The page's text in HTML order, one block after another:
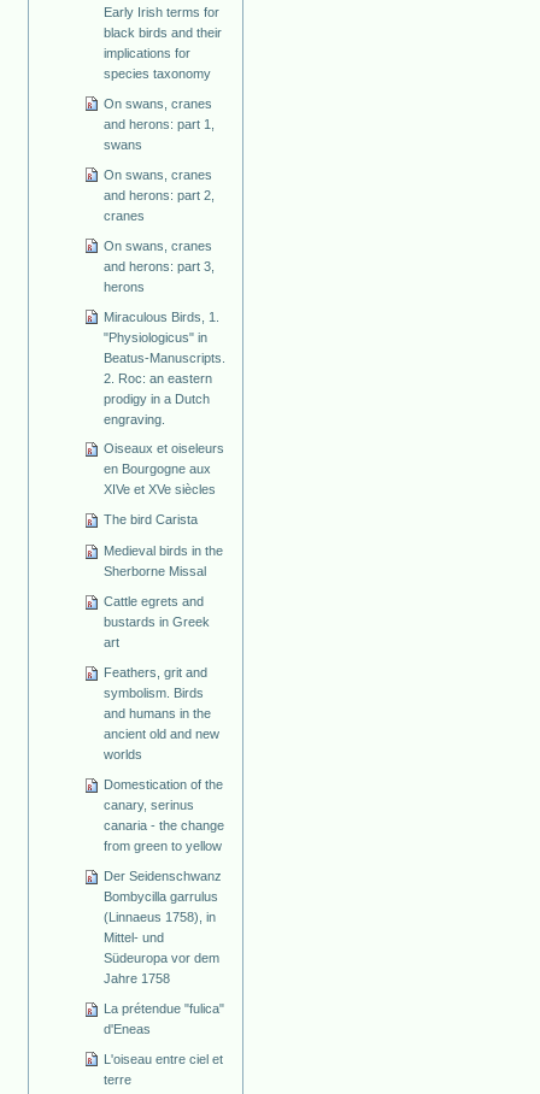
Early Irish terms for
black birds and their
implications for
species taxonomy
On swans, cranes
and herons: part 1,
swans
On swans, cranes
and herons: part 2,
cranes
On swans, cranes
and herons: part 3,
herons
Miraculous Birds, 1.
"Physiologicus" in
Beatus-Manuscripts.
2. Roc: an eastern
prodigy in a Dutch
engraving.
Oiseaux et oiseleurs
en Bourgogne aux
XIVe et XVe siècles
The bird Carista
Medieval birds in the
Sherborne Missal
Cattle egrets and
bustards in Greek
art
Feathers, grit and
symbolism. Birds
and humans in the
ancient old and new
worlds
Domestication of the
canary, serinus
canaria - the change
from green to yellow
Der Seidenschwanz
Bombycilla garrulus
(Linnaeus 1758), in
Mittel- und
Südeuropa vor dem
Jahre 1758
La prétendue "fulica"
d'Eneas
L'oiseau entre ciel et
terre